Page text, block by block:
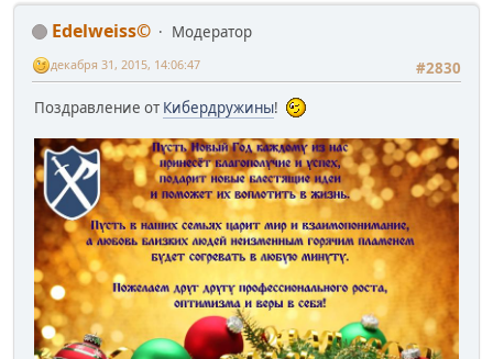
Edelweiss©
Модератор
#2830
декабря 31, 2015, 14:06:47
Поздравление от Кибердружины!